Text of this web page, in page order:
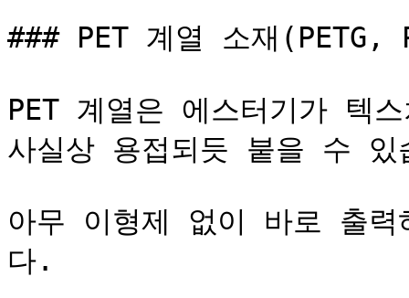
### PET 계열 소재(PETG,
PET 계열은 에스터기가 텍
사실상 용접되듯 붙을 수 있
아무 이형제 없이 바로 출
다.